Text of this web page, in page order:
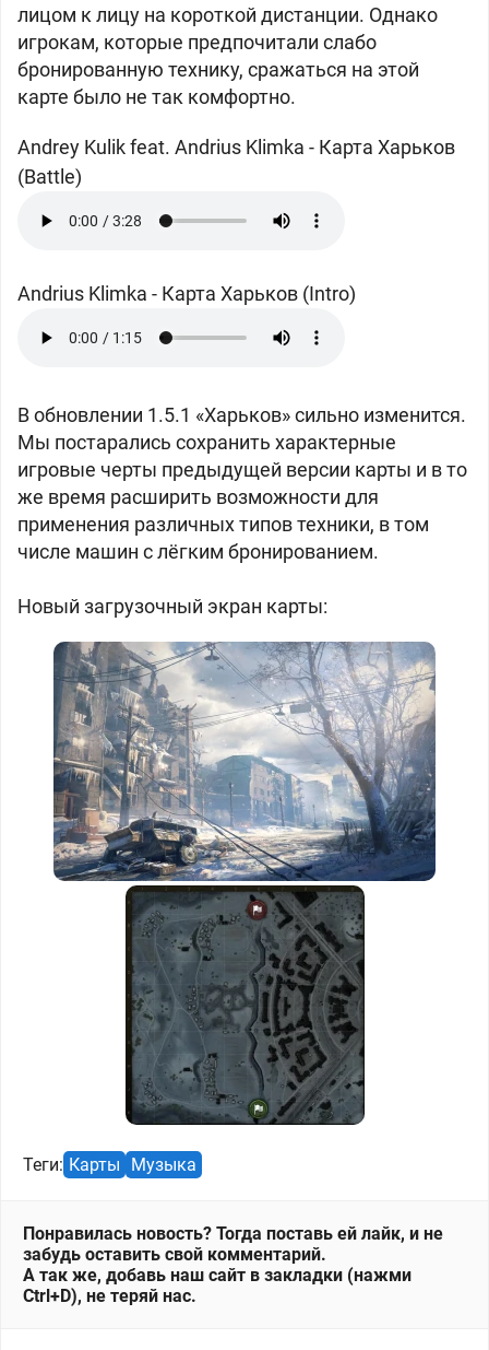
лицом к лицу на короткой дистанции. Однако
игрокам, которые предпочитали слабо
бронированную технику, сражаться на этой
карте было не так комфортно.
Andrey Kulik feat. Andrius Klimka - Карта Харьков
(Battle)
Andrius Klimka - Карта Харьков (Intro)
В обновлении 1.5.1 «Харьков» сильно изменится.
Мы постарались сохранить характерные
игровые черты предыдущей версии карты и в то
же время расширить возможности для
применения различных типов техники, в том
числе машин с лёгким бронированием.
Новый загрузочный экран карты:
Теги: Карты Музыка
Понравилась новость? Тогда поставь ей лайк, и не
забудь оставить свой комментарий.
А так же, добавь наш сайт в закладки (нажми
Ctrl+D), не теряй нас.